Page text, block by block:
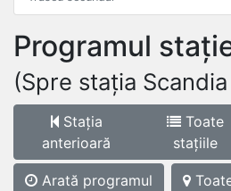
Programul
(Spre stația Scandia
Stația
anterioară
Toate
stațiile
Arată programul